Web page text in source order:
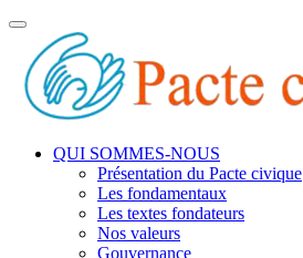
Toggle
navigation
QUI SOMMES-NOUS
Présentation du Pacte civique
Les fondamentaux
Les textes fondateurs
Nos valeurs
Gouvernance